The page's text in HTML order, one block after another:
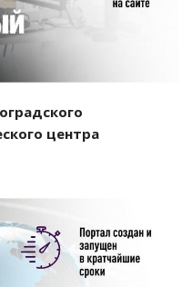
центра